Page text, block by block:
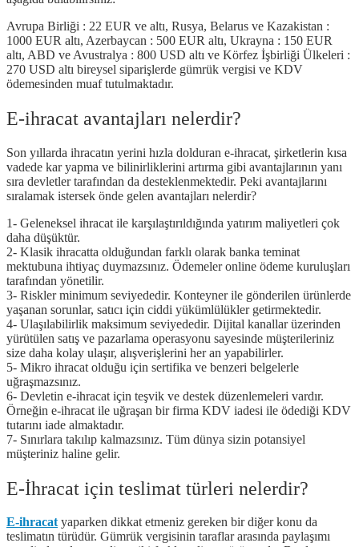
Avrupa Birliği : 22 EUR ve altı, Rusya, Belarus ve Kazakistan :
1000 EUR altı, Azerbaycan : 500 EUR altı, Ukrayna : 150 EUR
altı, ABD ve Avustralya : 800 USD altı ve Körfez İşbirliği Ülkeleri :
270 USD altı bireysel siparişlerde gümrük vergisi ve KDV
ödemesinden muaf tutulmaktadır.
E-ihracat avantajları nelerdir?
Son yıllarda ihracatın yerini hızla dolduran e-ihracat, şirketlerin kısa
vadede kar yapma ve bilinirliklerini artırma gibi avantajlarının yanı
sıra devletler tarafından da desteklenmektedir. Peki avantajlarını
sıralamak istersek önde gelen avantajları nelerdir?
1- Geleneksel ihracat ile karşılaştırıldığında yatırım maliyetleri çok
daha düşüktür.
2- Klasik ihracatta olduğundan farklı olarak banka teminat
mektubuna ihtiyaç duymazsınız. Ödemeler online ödeme kuruluşları
tarafından yönetilir.
3- Riskler minimum seviyededir. Konteyner ile gönderilen ürünlerde
yaşanan sorunlar, satıcı için ciddi yükümlülükler getirmektedir.
4- Ulaşılabilirlik maksimum seviyededir. Dijital kanallar üzerinden
yürütülen satış ve pazarlama operasyonu sayesinde müşterileriniz
size daha kolay ulaşır, alışverişlerini her an yapabilirler.
5- Mikro ihracat olduğu için sertifika ve benzeri belgelerle
uğraşmazsınız.
6- Devletin e-ihracat için teşvik ve destek düzenlemeleri vardır.
Örneğin e-ihracat ile uğraşan bir firma KDV iadesi ile ödediği KDV
tutarını iade almaktadır.
7- Sınırlara takılıp kalmazsınız. Tüm dünya sizin potansiyel
müşteriniz haline gelir.
E-İhracat için teslimat türleri nelerdir?
E-ihracatyaparken dikkat etmeniz gereken bir diğer konu da
teslimatın türüdür. Gümrük vergisinin taraflar arasında paylaşımı